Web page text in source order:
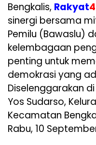
Bengkalis, Rakyat
sinergi bersama
Pemilu (Bawaslu)
kelembagaan
penting untuk
demokrasi yang
Diselenggarakan
Yos Sudarso,
Kecamatan
Rabu, 10